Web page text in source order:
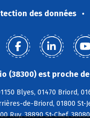
des données
(38300) est proche
Blyes, 01470 Briord,
de-Briord, 01800 St-
Ruy, 38890 St-Chef,